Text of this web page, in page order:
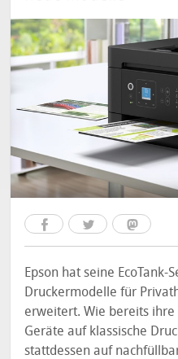
Epson hat seine
Druckermodelle für
erweitert. Wie bereits
Geräte auf klassische
stattdessen auf